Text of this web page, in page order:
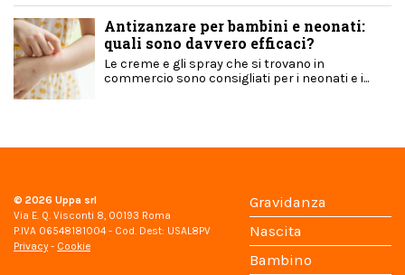
Antizanzare per bambini e neonati:
quali sono davvero efficaci?
Le creme e gli spray che si trovano in
commercio sono consigliati per i neonati e i...
© 2026 Uppa srl
Via E. Q. Visconti 8, 00193 Roma
P.IVA 06548181004 - Cod. Dest: USAL8PV
Privacy - Cookie
Gravidanza
Nascita
Bambino